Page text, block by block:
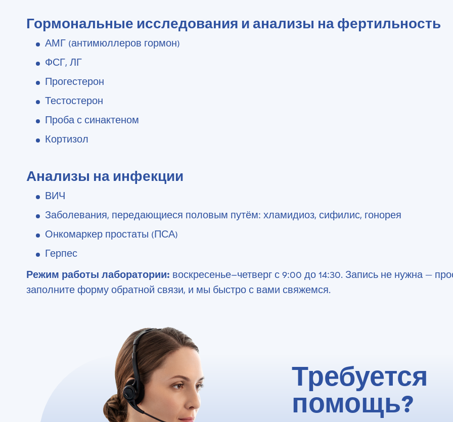
Гормональные исследования и анализы на фертильность
АМГ (антимюллеров гормон)
ФСГ, ЛГ
Прогестерон
Тестостерон
Проба с синактеном
Кортизол
Анализы на инфекции
ВИЧ
Заболевания, передающиеся половым путём: хламидиоз, сифилис, гонорея
Онкомаркер простаты (ПСА)
Герпес
Режим работы лаборатории: воскресенье–четверг с 9:00 до 14:30. Запись не нужна —
заполните форму обратной связи, и мы быстро с вами свяжемся.
Требуется
помощь?